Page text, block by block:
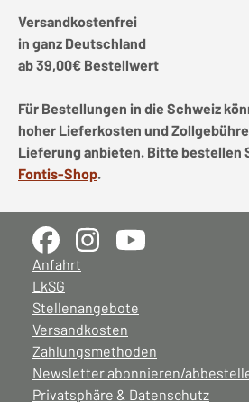
Versandkostenfrei
in ganz Deutschland
ab 39,00€ Bestellwert
Für Bestellungen in die Schweiz
hoher Lieferkosten und
Lieferung anbieten. Bitte bestellen
Fontis-Shop.
Anfahrt
LkSG
Stellenangebote
Versandkosten
Zahlungsmethoden
Newsletter abonnieren/
Privatsphäre & Datenschutz